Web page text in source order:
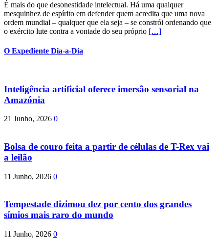
É mais do que desonestidade intelectual. Há uma qualquer
mesquinhez de espírito em defender quem acredita que uma nova
ordem mundial – qualquer que ela seja – se constrói ordenando que
o exército lute contra a vontade do seu próprio […]
O Expediente Dia-a-Dia
Inteligência artificial oferece imersão sensorial na
Amazónia
21 Junho, 2026 0
Bolsa de couro feita a partir de células de T-Rex vai
a leilão
11 Junho, 2026 0
Tempestade dizimou dez por cento dos grandes
símios mais raro do mundo
11 Junho, 2026 0